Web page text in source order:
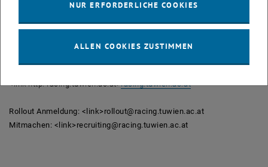
Nähere Informationen
<link http: racing.tuwien.ac.at>racing.tuwien.ac.at
Rollout Anmeldung: <link>rollout@racing.tuwien.ac.at
Mitmachen: <link>recruiting@racing.tuwien.ac.at
NUR ERFORDERLICHE COOKIES
ALLEN COOKIES ZUSTIMMEN